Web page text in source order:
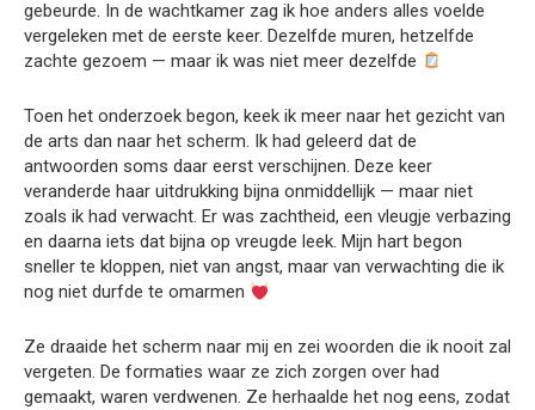
gebeurde. In de wachtkamer zag ik hoe anders alles voelde
vergeleken met de eerste keer. Dezelfde muren, hetzelfde
zachte gezoem — maar ik was niet meer dezelfde
Toen het onderzoek begon, keek ik meer naar het gezicht van
de arts dan naar het scherm. Ik had geleerd dat de
antwoorden soms daar eerst verschijnen. Deze keer
veranderde haar uitdrukking bijna onmiddellijk — maar niet
zoals ik had verwacht. Er was zachtheid, een vleugje verbazing
en daarna iets dat bijna op vreugde leek. Mijn hart begon
sneller te kloppen, niet van angst, maar van verwachting die ik
nog niet durfde te omarmen
Ze draaide het scherm naar mij en zei woorden die ik nooit zal
vergeten. De formaties waar ze zich zorgen over had
gemaakt, waren verdwenen. Ze herhaalde het nog eens, zodat